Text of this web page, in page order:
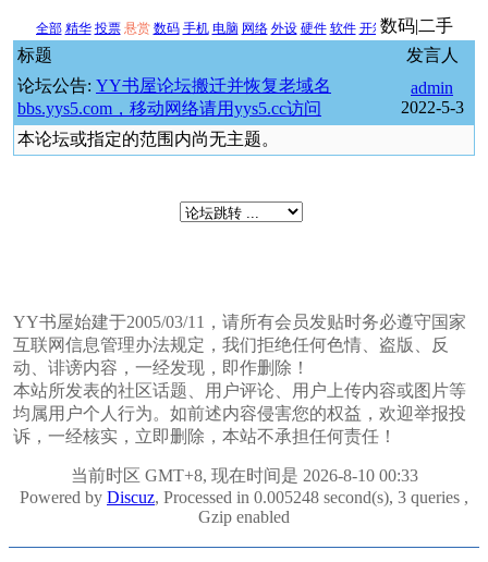
全部 精华 投票 悬赏 数码 手机 电脑 网络 外设 硬件 软件 开箱 二手交易 新闻
数码|二手
标题
发言人
论坛公告: YY书屋论坛搬迁并恢复老域名
bbs.yys5.com，移动网络请用yys5.cc访问
admin
2022-5-3
本论坛或指定的范围内尚无主题。
YY书屋始建于2005/03/11，请所有会员发贴时务必遵守国家
互联网信息管理办法规定，我们拒绝任何色情、盗版、反
动、诽谤内容，一经发现，即作删除！
本站所发表的社区话题、用户评论、用户上传内容或图片等
均属用户个人行为。如前述内容侵害您的权益，欢迎举报投
诉，一经核实，立即删除，本站不承担任何责任！
当前时区 GMT+8, 现在时间是 2026-8-10 00:33
Powered by Discuz, Processed in 0.005248 second(s), 3 queries ,
Gzip enabled